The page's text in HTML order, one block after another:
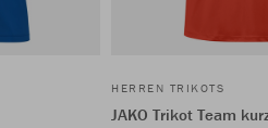
HERREN TRIKOTS
JAKO Trikot Team